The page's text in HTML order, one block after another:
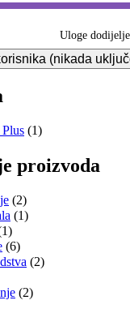
Uloge
(nikada
(1)
proizvoda
(2)
(1)
(6)
(2)
(2)